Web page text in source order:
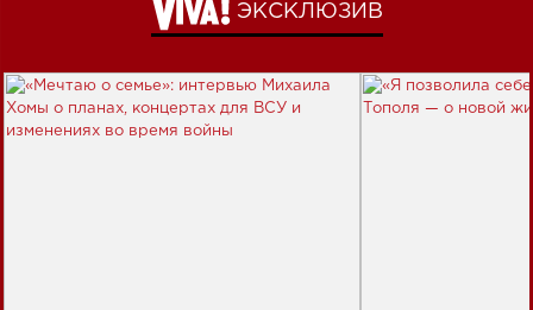
ЭКСКЛЮЗИВ